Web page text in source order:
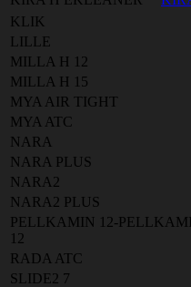
KLIK
LILLE
MILLA H 12
MILLA H 15
MYA AIR TIGHT
MYA ATC
NARA
NARA PLUS
NARA2
NARA2 PLUS
PELLKAMIN 12-
12
RADA ATC
SLIDE2 7